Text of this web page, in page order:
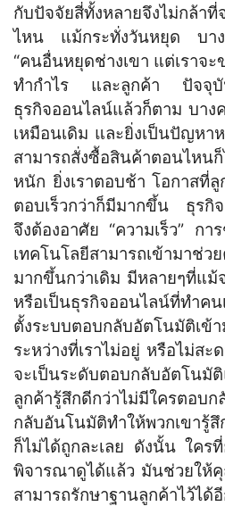
กับปัจจัยสี่ทั้งหลายจึงไม่กล้า
ไหน แม้กระทั่งวันหยุด บาง
“คนอื่นหยุดช่างเขา แต่เราจะ
ทำกำไร และลูกค้า ปัจจุบัน
ธุรกิจออนไลน์แล้วก็ตาม บาง
เหมือนเดิม และยิ่งเป็นปัญหา
สามารถสั่งซื้อสินค้าตอนไ
หนัก ยิ่งเราตอบช้า โอกาสที่
ตอบเร็วกว่าก็มีมากขึ้น ธุรกิ
จึงต้องอาศัย “ความเร็ว” กา
เทคโนโลยีสามารถเข้ามาช่
มากขึ้นกว่าเดิม มีหลายๆที่แม้
หรือเป็นธุรกิจออนไลน์ที่ทำค
ตั้งระบบตอบกลับอัตโนมัติเข้
ระหว่างที่เราไม่อยู่ หรือไม่ส
จะเป็นระดับตอบกลับอัตโนมั
ลูกค้ารู้สึกดีกว่าไม่มีใครตอบ
กลับอันโนมัติทำให้พวกเขารู้สึ
ก็ไม่ได้ถูกละเลย ดังนั้น ใคร
พิจารณาดูได้แล้ว มันช่วยให้
สามารถรักษาฐานลูกค้าไว้ได้